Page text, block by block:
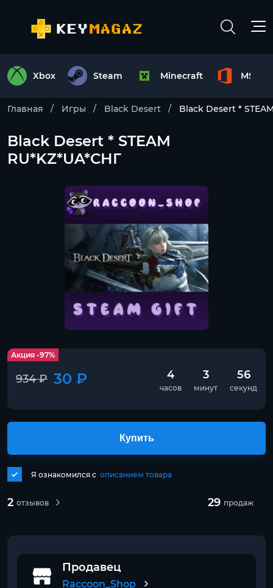
Xbox Steam Minecraft MS
Главная Игры Black Desert Black Desert *
Black Desert * STEAM
RU*KZ*UA*СНГ
Акция -97%
934 ₽ 30 ₽ 4
часов
3
минут
56
секунд
2 отзывов 29 продаж
Я ознакомился с описанием товара
Купить
Продавец
Raccoon_Shop